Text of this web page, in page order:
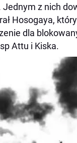
Jednym z nich
Hosogaya,
dla
Attu i Kiska.